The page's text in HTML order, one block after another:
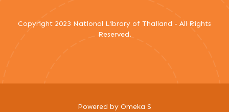
Copyright 2023 National Library of Thailand - All Rights
Reserved.
Powered by Omeka S